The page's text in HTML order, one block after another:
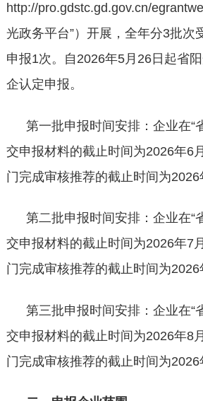
http://pro.gdstc.gd.gov.cn/
光政务平台”）开展，全年分3批次
申报1次。自2026年5月26日起省
企认定申报。
第一批申报时间安排：企业在“
交申报材料的截止时间为2026年6
门完成审核推荐的截止时间为2026
第二批申报时间安排：企业在“
交申报材料的截止时间为2026年7
门完成审核推荐的截止时间为2026
第三批申报时间安排：企业在“
交申报材料的截止时间为2026年8
门完成审核推荐的截止时间为2026